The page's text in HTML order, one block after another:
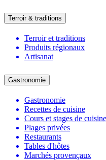
Terroir & traditions
Terroir et traditions
Produits régionaux
Artisanat
Gastronomie
Gastronomie
Recettes de cuisine
Cours et stages de cuisine
Plages privées
Restaurants
Tables d'hôtes
Marchés provençaux